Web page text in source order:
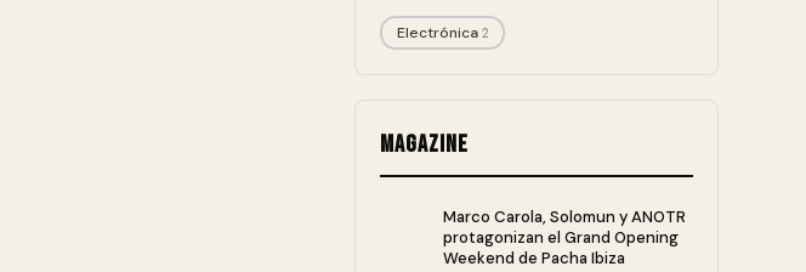
Electrónica 2
Magazine
Marco Carola, Solomun y ANOTR
protagonizan el Grand Opening
Weekend de Pacha Ibiza